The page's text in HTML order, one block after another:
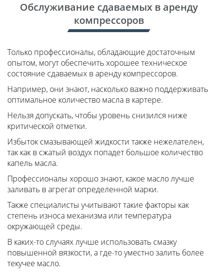
Обслуживание сдаваемых в аренду
компрессоров
Только профессионалы, обладающие достаточным
опытом, могут обеспечить хорошее техническое
состояние сдаваемых в аренду компрессоров.
Например, они знают, насколько важно поддерживать
оптимальное количество масла в картере.
Нельзя допускать, чтобы уровень снизился ниже
критической отметки.
Избыток смазывающей жидкости также нежелателен,
так как в сжатый воздух попадет большое количество
капель масла.
Профессионалы хорошо знают, какое масло лучше
заливать в агрегат определенной марки.
Также специалисты учитывают такие факторы как
степень износа механизма или температура
окружающей среды.
В каких-то случаях лучше использовать смазку
повышенной вязкости, а где-то уместно залить более
текучее масло.